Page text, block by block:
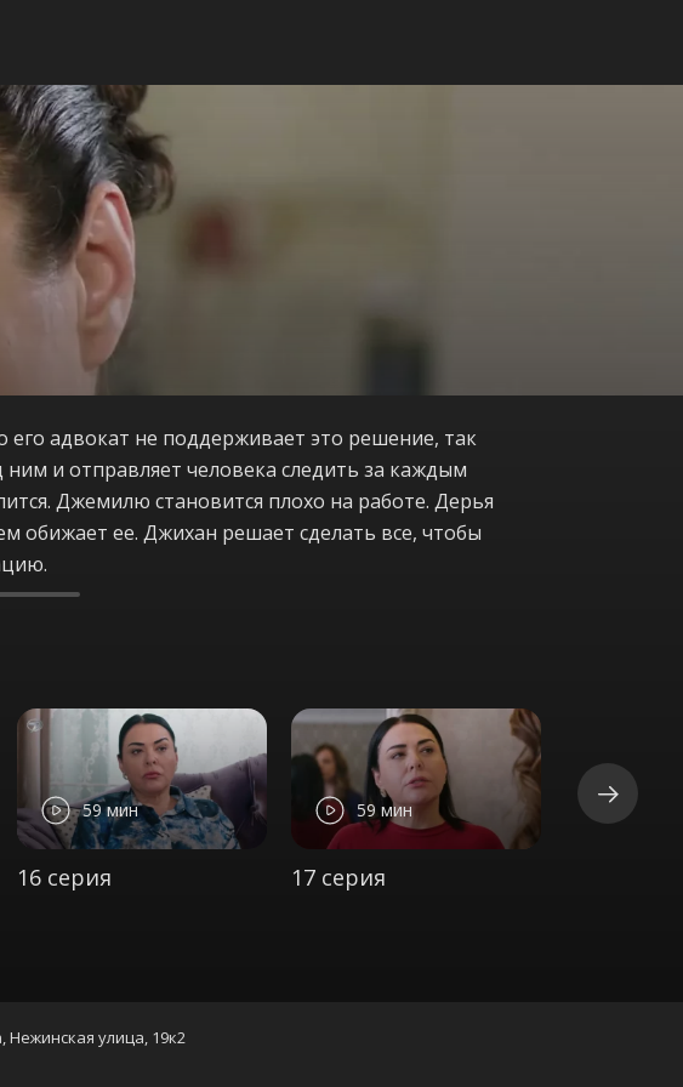
его адвокат не поддерживает это решение, так
ним и отправляет человека следить за каждым
Джемилю становится плохо на работе. Дерья
обижает ее. Джихан решает сделать все, чтобы
59 мин
16 серия
59 мин
17 серия
56
Нежинская улица, 19к2